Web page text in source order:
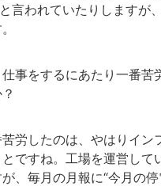
言われていたりしますが
仕事をするにあたり一番苦
苦労したのは、やはりイン
ですね。工場を運営して
、毎月の月報に“今月の停